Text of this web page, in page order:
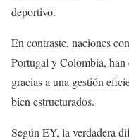
deportivo.
En contraste, naciones
Portugal y Colombia, han
gracias a una gestión
bien estructurados.
Según EY, la verdadera